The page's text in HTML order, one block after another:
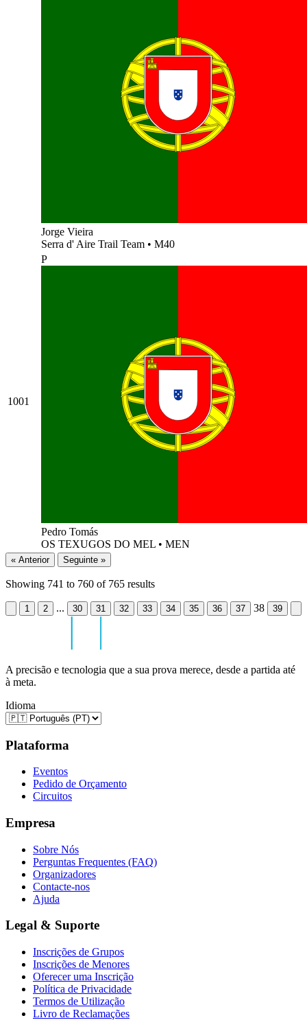
Jorge Vieira
Serra d' Aire Trail Team • M40
1001
P
Pedro Tomás
OS TEXUGOS DO MEL • MEN
« Anterior Seguinte »
Showing 741 to 760 of 765 results
1 2 ... 30 31 32 33 34 35 36 37 38 39
A precisão e tecnologia que a sua prova merece, desde a partida até
à meta.
Idioma
Plataforma
Eventos
Pedido de Orçamento
Circuitos
Empresa
Sobre Nós
Perguntas Frequentes (FAQ)
Organizadores
Contacte-nos
Ajuda
Legal & Suporte
Inscrições de Grupos
Inscrições de Menores
Oferecer uma Inscrição
Política de Privacidade
Termos de Utilização
Livro de Reclamações